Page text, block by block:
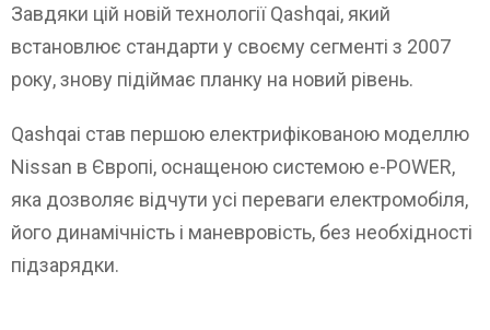
Завдяки цій новій технології Qashqai, який
встановлює стандарти у своєму сегменті з 2007
року, знову підіймає планку на новий рівень.
Qashqai став першою електрифікованою моделлю
Nissan в Європі, оснащеною системою e-POWER,
яка дозволяє відчути усі переваги електромобіля,
його динамічність і маневровість, без необхідності
підзарядки.